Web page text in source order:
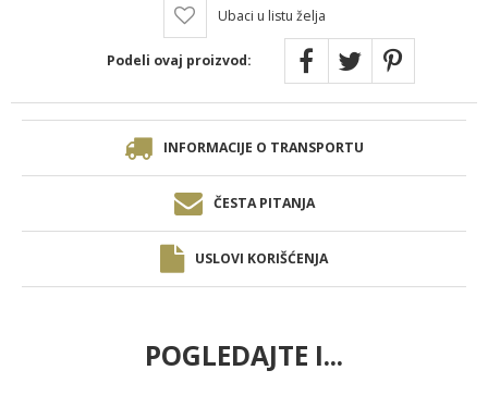
Ubaci u listu želja
Podeli ovaj proizvod:
INFORMACIJE O TRANSPORTU
ČESTA PITANJA
USLOVI KORIŠĆENJA
POGLEDAJTE I...